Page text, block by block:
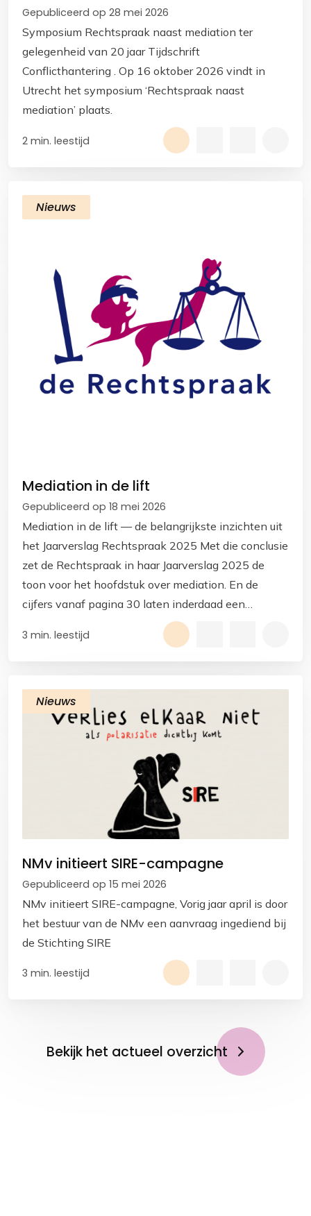
Gepubliceerd op 28 mei 2026
Symposium Rechtspraak naast mediation ter
gelegenheid van 20 jaar Tijdschrift
Conflicthantering . Op 16 oktober 2026 vindt in
Utrecht het symposium ‘Rechtspraak naast
mediation’ plaats.
2 min. leestijd
Nieuws
Mediation in de lift
Gepubliceerd op 18 mei 2026
Mediation in de lift — de belangrijkste inzichten uit
het Jaarverslag Rechtspraak 2025 Met die conclusie
zet de Rechtspraak in haar Jaarverslag 2025 de
toon voor het hoofdstuk over mediation. En de
cijfers vanaf pagina 30 laten inderdaad een
duidelijke ontwikkeling zien.
3 min. leestijd
Nieuws
NMv initieert SIRE-campagne
Gepubliceerd op 15 mei 2026
NMv initieert SIRE-campagne, Vorig jaar april is door
het bestuur van de NMv een aanvraag ingediend bij
de Stichting SIRE
3 min. leestijd
Bekijk het actueel overzicht